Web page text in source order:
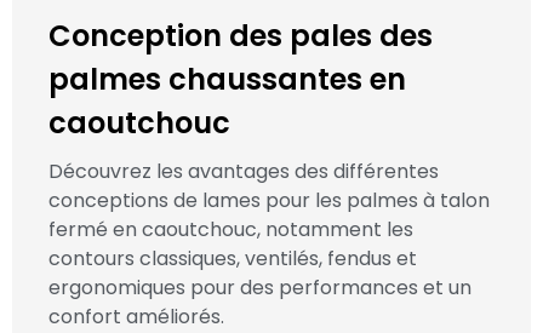
Conception des pales des
palmes chaussantes en
caoutchouc
Découvrez les avantages des différentes
conceptions de lames pour les palmes à talon
fermé en caoutchouc, notamment les
contours classiques, ventilés, fendus et
ergonomiques pour des performances et un
confort améliorés.